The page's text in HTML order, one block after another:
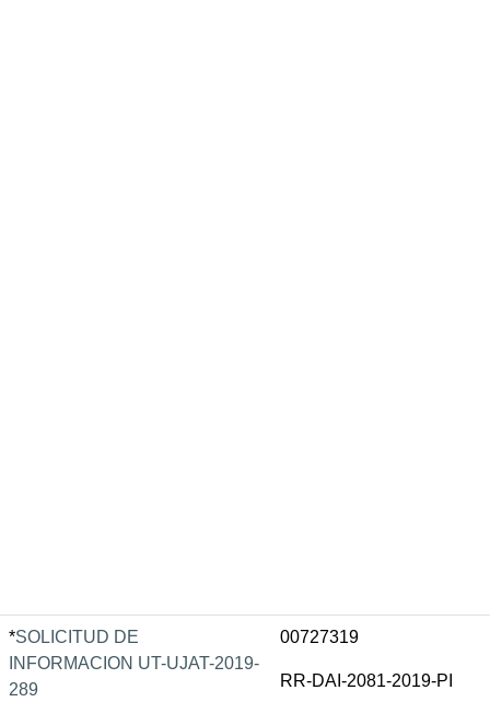
*SOLICITUD DE
INFORMACION UT-UJAT-2019-
289
00727319
RR-DAI-2081-2019-PI